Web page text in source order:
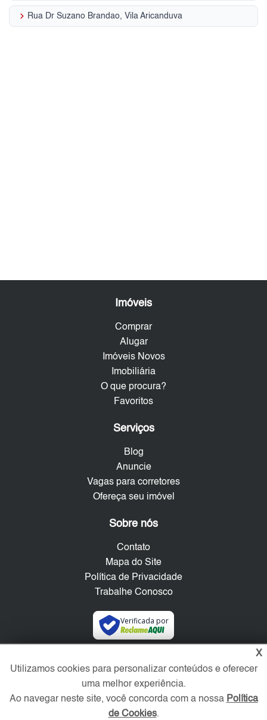
keyboard_arrow_right Rua Dr Suzano Brandao, Vila Aricanduva
Imóveis
Comprar
Alugar
Imóveis Novos
Imobiliária
O que procura?
Favoritos
Serviços
Blog
Anuncie
Vagas para corretores
Ofereça seu imóvel
Sobre nós
Contato
Mapa do Site
Política de Privacidade
Trabalhe Conosco
Verificada por
X
Utilizamos cookies para personalizar conteúdos e oferecer
uma melhor experiência.
Ao navegar neste site, você concorda com a nossa Política
de Cookies.